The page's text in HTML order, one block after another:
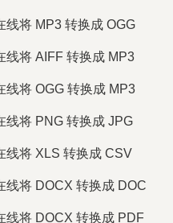
线将 MP3 转换成 OGG
线将 AIFF 转换成 MP3
线将 OGG 转换成 MP3
线将 PNG 转换成 JPG
线将 XLS 转换成 CSV
线将 DOCX 转换成 DOC
线将 DOCX 转换成 PDF